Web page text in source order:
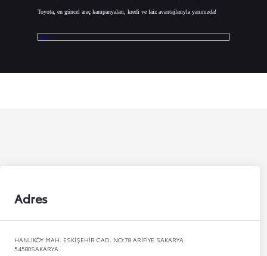
Toyota, en güncel araç kampanyaları, kredi ve faiz avantajlarıyla yanınızda!
İncele
Adres
HANLIKÖY MAH. ESKİŞEHİR CAD. NO:78 ARİFİYE SAKARYA
54580SAKARYA